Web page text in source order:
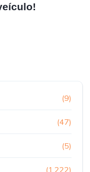
(9)
(47)
(5)
(1.222)